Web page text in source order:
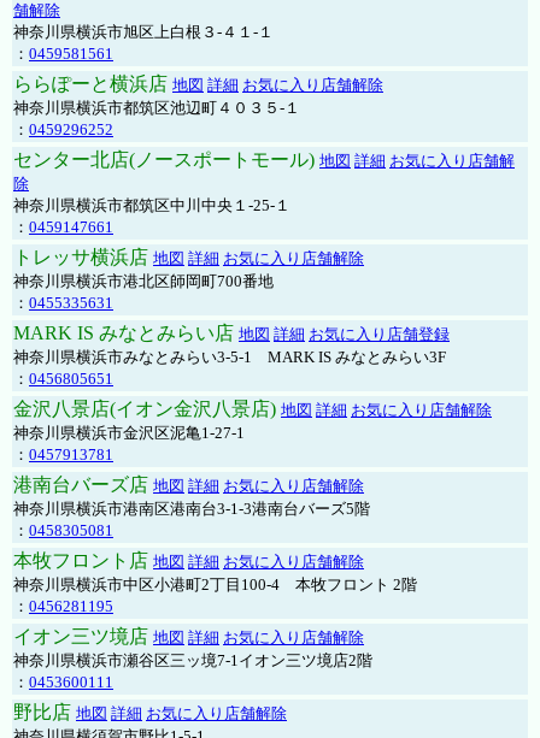
舗解除
神奈川県横浜市旭区上白根３-４１-１
： 0459581561
ららぽーと横浜店 地図 詳細 お気に入り店舗解除
神奈川県横浜市都筑区池辺町４０３５-１
： 0459296252
センター北店(ノースポートモール) 地図 詳細 お気に入り店舗解
除
神奈川県横浜市都筑区中川中央１-25-１
： 0459147661
トレッサ横浜店 地図 詳細 お気に入り店舗解除
神奈川県横浜市港北区師岡町700番地
： 0455335631
MARK IS みなとみらい店 地図 詳細 お気に入り店舗登録
神奈川県横浜市みなとみらい3-5-1 MARK IS みなとみらい3F
： 0456805651
金沢八景店(イオン金沢八景店) 地図 詳細 お気に入り店舗解除
神奈川県横浜市金沢区泥亀1-27-1
： 0457913781
港南台バーズ店 地図 詳細 お気に入り店舗解除
神奈川県横浜市港南区港南台3-1-3港南台バーズ5階
： 0458305081
本牧フロント店 地図 詳細 お気に入り店舗解除
神奈川県横浜市中区小港町2丁目100-4 本牧フロント 2階
： 0456281195
イオン三ツ境店 地図 詳細 お気に入り店舗解除
神奈川県横浜市瀬谷区三ッ境7-1イオン三ツ境店2階
： 0453600111
野比店 地図 詳細 お気に入り店舗解除